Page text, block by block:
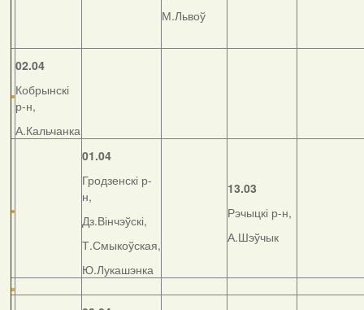
М.Львоў
02.04
Кобрынскі
р-н,
А.Кальчанка
01.04
Гродзенскі р-
н,
Дз.Вінчэўскі,
Т.Смыкоўская,
Ю.Лукашэнка
13.03
Рэчыцкі р-н,
А.Шэўчык